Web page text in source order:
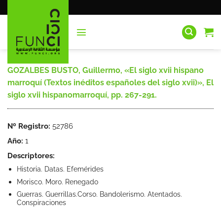
al
GOZALBES BUSTO, Guillermo, «El siglo xvii hispano
marroquí (Textos inéditos españoles del siglo xvii)», El
siglo xvii hispanomarroquí, pp. 267-291.
Nº Registro: 52786
Año: 1
Descriptores:
Historia. Datas. Efemérides
Morisco. Moro. Renegado
Guerras. Guerrillas.Corso. Bandolerismo. Atentados.
Conspiraciones